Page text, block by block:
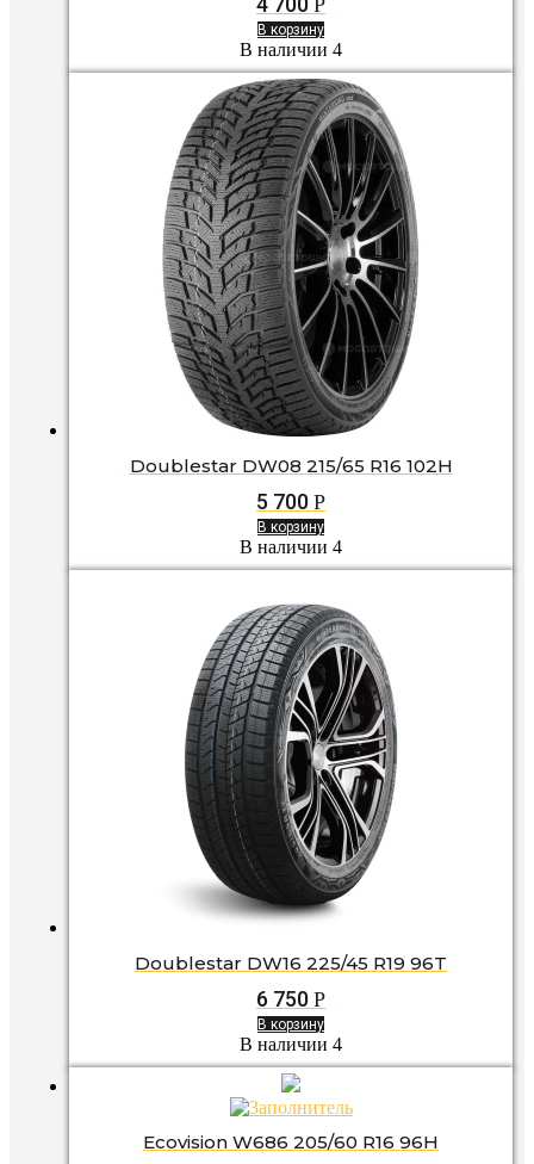
Р
В корзину
В наличии 4
Doublestar DW08 215/65 R16 102H
5 700 Р
В корзину
В наличии 4
Doublestar DW16 225/45 R19 96T
6 750 Р
В корзину
В наличии 4
Ecovision W686 205/60 R16 96H